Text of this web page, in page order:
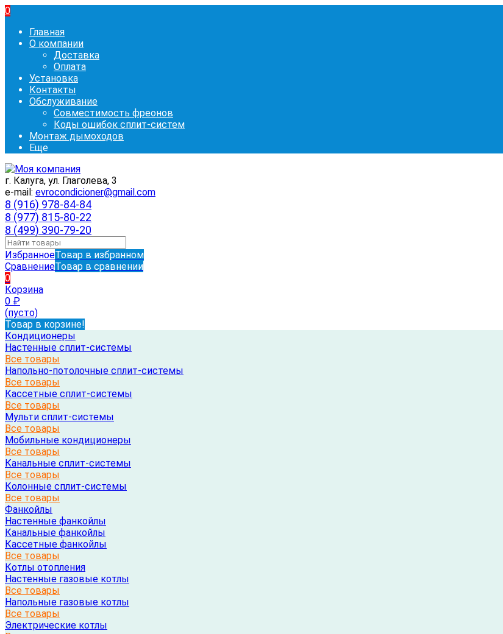
0
Главная
О компании
Доставка
Оплата
Установка
Контакты
Обслуживание
Совместимость фреонов
Коды ошибок сплит-систем
Монтаж дымоходов
Еще
г. Калуга, ул. Глаголева, 3
e-mail: evrocondicioner@gmail.com
8 (916) 978-84-84
8 (977) 815-80-22
8 (499) 390-79-20
ИзбранноеТовар в избранном
СравнениеТовар в сравнении
0
Корзина
0 ₽
(пусто)
Товар в корзине!
Кондиционеры
Настенные сплит-системы
Все товары
Напольно-потолочные сплит-системы
Все товары
Кассетные сплит-системы
Все товары
Мульти сплит-системы
Все товары
Мобильные кондиционеры
Все товары
Канальные сплит-системы
Все товары
Колонные сплит-системы
Все товары
Фанкойлы
Настенные фанкойлы
Канальные фанкойлы
Кассетные фанкойлы
Все товары
Котлы отопления
Настенные газовые котлы
Все товары
Напольные газовые котлы
Все товары
Электрические котлы